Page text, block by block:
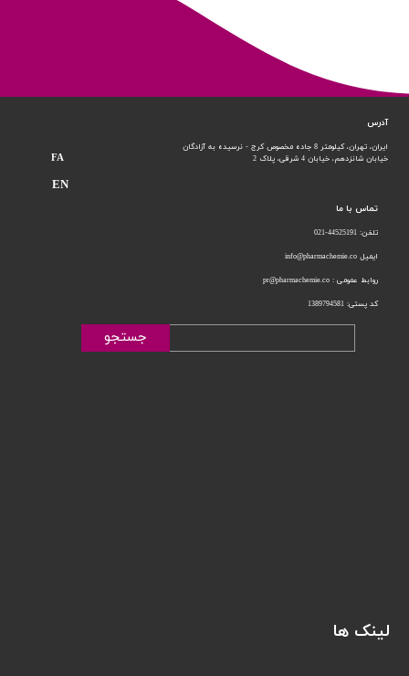
تماس با ما
تلفن: 44525191-021
ایمیل info@pharmachemie.co
روابط عمومی : pr@pharmachemie.co
کد پستی: 1389794581
آدرس
ایران، تهران، کیلومتر 8 جاده مخصوص کرج - نرسیده به آزادگان
خیابان شانزدهم، خیابان 4 شرقی، پلاک 2
جستجو
لینک ها
FA